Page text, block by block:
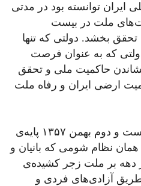
ایران توانسته بود در مدتی
ملت در بیست
پس از ۲۸ مرداد تحقق بخشد. دولتی که تنها
که به عنوان فرصت
حاکمیت ملی و تحقق
ارضی ایران و رفاه ملت
سی و هفت سال پیش، دربیست و دوم بهمن ۱۳۵۷ پایه‌ی
نظام شومی که بانیان و
دهه بر ملت زجر کشیده‌ی
طریق آزادی‌های فردی و